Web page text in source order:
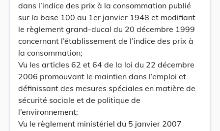
dans l’indice des prix à la consommation publié
sur la base 100 au 1er janvier 1948 et modifiant
le règlement grand-ducal du 20 décembre 1999
concernant l’établissement de l’indice des prix à
la consommation;
Vu les articles 62 et 64 de la loi du 22 décembre
2006 promouvant le maintien dans l’emploi et
définissant des mesures spéciales en matière de
sécurité sociale et de politique de
l’environnement;
Vu le règlement ministériel du 5 janvier 2007